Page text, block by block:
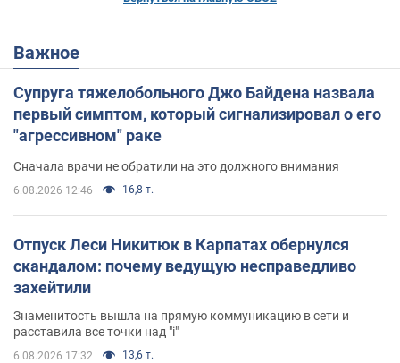
Важное
Супруга тяжелобольного Джо Байдена назвала
первый симптом, который сигнализировал о его
"агрессивном" раке
Сначала врачи не обратили на это должного внимания
6.08.2026 12:46 16,8 т.
Отпуск Леси Никитюк в Карпатах обернулся
скандалом: почему ведущую несправедливо
захейтили
Знаменитость вышла на прямую коммуникацию в сети и
расставила все точки над "i"
6.08.2026 17:32 13,6 т.